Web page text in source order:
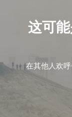
这可
在其他人欢